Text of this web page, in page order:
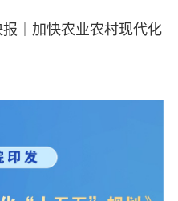
｜加快农业农村现代化